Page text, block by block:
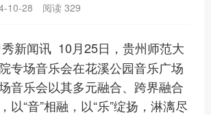
10-28 阅读 329
新闻讯 10月25日，贵州师范大
专场音乐会在花溪公园音乐广场
音乐会以其多元融合、跨界融合
以“音”相融，以“乐”绽扬，淋漓尽